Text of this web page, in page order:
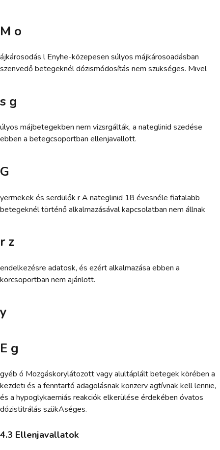
M o
ájkárosodás l Enyhe-közepesen súlyos májkárosoadásban
szenvedő betegeknél dózismódosítás nem szükséges. Mivel
s g
úlyos májbetegekben nem vizsrgálták, a nateglinid szedése
ebben a betegcsoportban ellenjavallott.
G
yermekek és serdülők r A nateglinid 18 évesnéle fiatalabb
betegeknél történő alkalmazásával kapcsolatban nem állnak
r z
endelkezésre adatosk, és ezért alkalmazása ebben a
korcsoportban nem ajánlott.
y
E g
gyéb ó Mozgáskorylátozott vagy alultáplált betegek körében a
kezdeti és a fenntartó adagolásnak konzerv agtívnak kell lennie,
és a hypoglykaemiás reakciók elkerülése érdekében óvatos
dózistitrálás szükAséges.
4.3 Ellenjavallatok